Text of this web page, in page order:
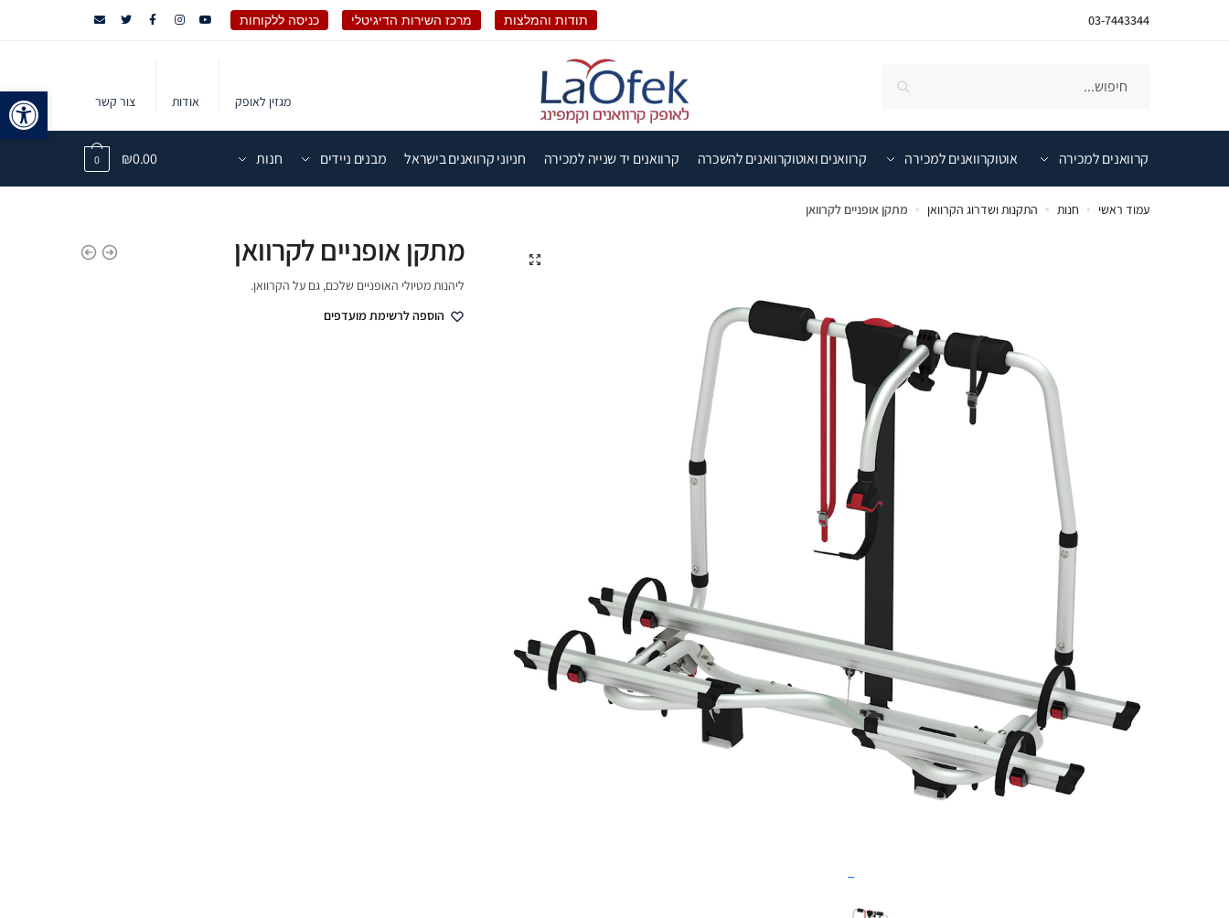
03-7443344 תודות והמלצות מרכז השירות הדיגיטלי כניסה ללקוחות
מגזין לאופק אודות צור קשר
קרוואנים למכירה אוטוקרוואנים למכירה קרוואנים ואוטוקרוואנים להשכרה קרוואנים יד שנייה למכירה חניוני קרוואנים בישראל מבנים ניידים חנות ₪0.00
0
עמוד ראשי » חנות » התקנות ושדרוג הקרוואן » מתקן אופניים לקרוואן
🔍 מתקן אופניים לקרוואן
ליהנות מטיולי האופניים שלכם, גם על הקרוואן.
הוספה לרשימת מועדפים